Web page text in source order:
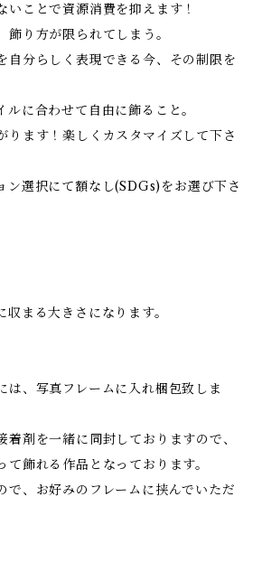
いことで資源消費を抑えます！
り方が限られてしまう。
自分らしく表現できる今、その制限を
ルに合わせて自由に飾ること。
ります！楽しくカスタマイズして下さ
ン選択にて額なし(SDGs)をお選び下さ
まる大きさになります。
、写真フレームに入れ梱包致しま
着剤を一緒に同封しておりますので、
て飾れる作品となっております。
、お好みのフレームに挟んでいただ